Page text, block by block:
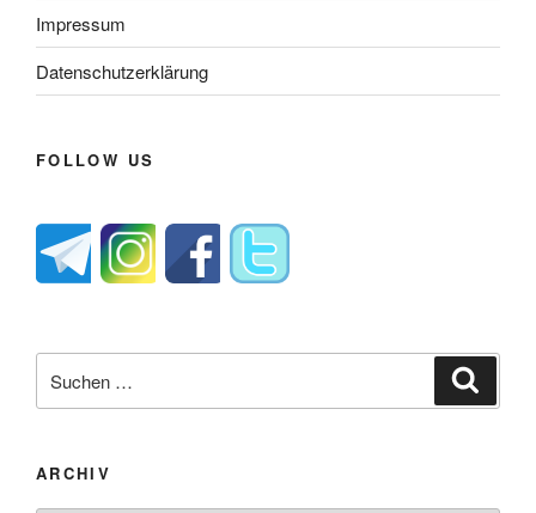
Impressum
Datenschutzerklärung
FOLLOW US
nach:
ARCHIV